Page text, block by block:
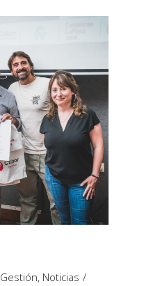
Gestión, Noticias